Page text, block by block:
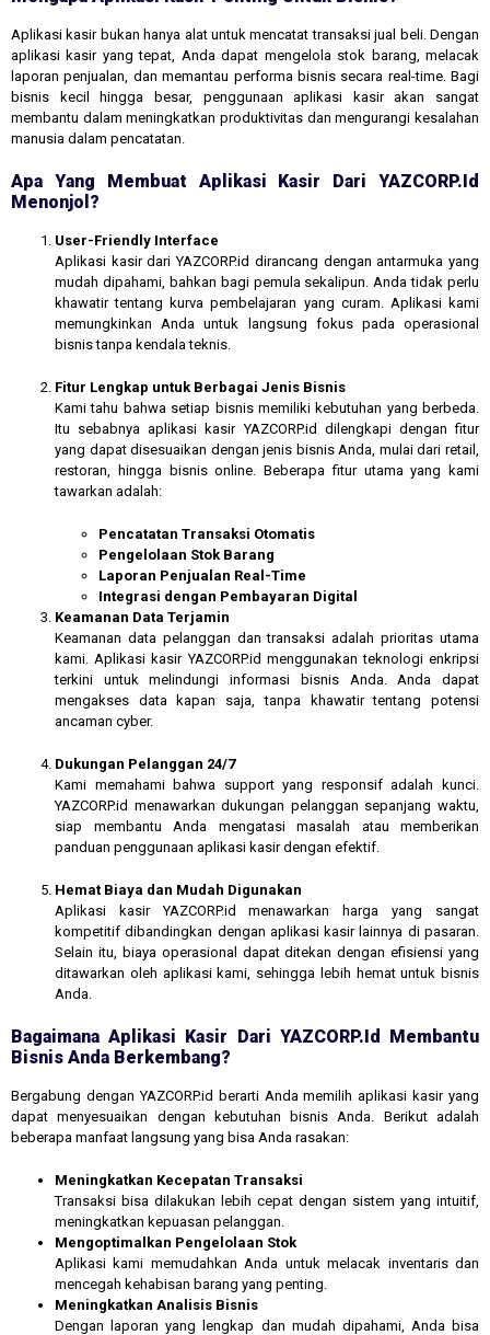
Aplikasi kasir bukan hanya alat untuk mencatat transaksi jual beli. Dengan
aplikasi kasir yang tepat, Anda dapat mengelola stok barang, melacak
laporan penjualan, dan memantau performa bisnis secara real-time. Bagi
bisnis kecil hingga besar, penggunaan aplikasi kasir akan sangat
membantu dalam meningkatkan produktivitas dan mengurangi kesalahan
manusia dalam pencatatan.
Apa Yang Membuat Aplikasi Kasir Dari YAZCORP.id
Menonjol?
User-Friendly Interface
Aplikasi kasir dari YAZCORP.id dirancang dengan antarmuka yang
mudah dipahami, bahkan bagi pemula sekalipun. Anda tidak perlu
khawatir tentang kurva pembelajaran yang curam. Aplikasi kami
memungkinkan Anda untuk langsung fokus pada operasional
bisnis tanpa kendala teknis.
Fitur Lengkap untuk Berbagai Jenis Bisnis
Kami tahu bahwa setiap bisnis memiliki kebutuhan yang berbeda.
Itu sebabnya aplikasi kasir YAZCORP.id dilengkapi dengan fitur
yang dapat disesuaikan dengan jenis bisnis Anda, mulai dari retail,
restoran, hingga bisnis online. Beberapa fitur utama yang kami
tawarkan adalah:
Pencatatan Transaksi Otomatis
Pengelolaan Stok Barang
Laporan Penjualan Real-Time
Integrasi dengan Pembayaran Digital
Keamanan Data Terjamin
Keamanan data pelanggan dan transaksi adalah prioritas utama
kami. Aplikasi kasir YAZCORP.id menggunakan teknologi enkripsi
terkini untuk melindungi informasi bisnis Anda. Anda dapat
mengakses data kapan saja, tanpa khawatir tentang potensi
ancaman cyber.
Dukungan Pelanggan 24/7
Kami memahami bahwa support yang responsif adalah kunci.
YAZCORP.id menawarkan dukungan pelanggan sepanjang waktu,
siap membantu Anda mengatasi masalah atau memberikan
panduan penggunaan aplikasi kasir dengan efektif.
Hemat Biaya dan Mudah Digunakan
Aplikasi kasir YAZCORP.id menawarkan harga yang sangat
kompetitif dibandingkan dengan aplikasi kasir lainnya di pasaran.
Selain itu, biaya operasional dapat ditekan dengan efisiensi yang
ditawarkan oleh aplikasi kami, sehingga lebih hemat untuk bisnis
Anda.
Bagaimana Aplikasi Kasir Dari YAZCORP.id Membantu
Bisnis Anda Berkembang?
Bergabung dengan YAZCORP.id berarti Anda memilih aplikasi kasir yang
dapat menyesuaikan dengan kebutuhan bisnis Anda. Berikut adalah
beberapa manfaat langsung yang bisa Anda rasakan:
Meningkatkan Kecepatan Transaksi
Transaksi bisa dilakukan lebih cepat dengan sistem yang intuitif,
meningkatkan kepuasan pelanggan.
Mengoptimalkan Pengelolaan Stok
Aplikasi kami memudahkan Anda untuk melacak inventaris dan
mencegah kehabisan barang yang penting.
Meningkatkan Analisis Bisnis
Dengan laporan yang lengkap dan mudah dipahami, Anda bisa